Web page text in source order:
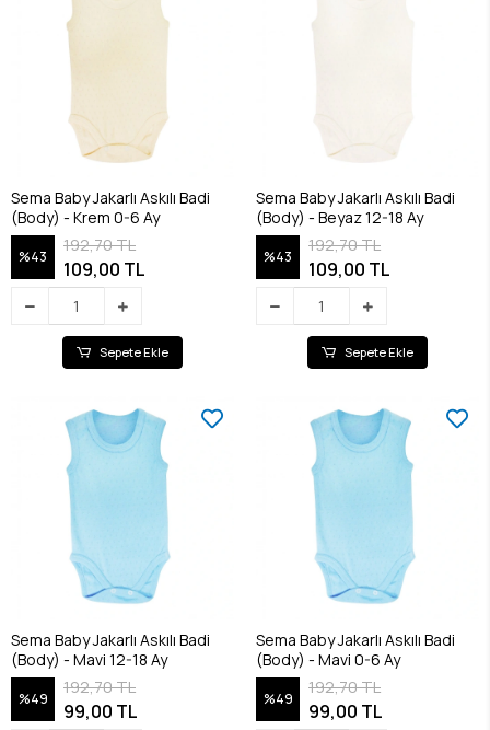
Sema Baby Jakarlı Askılı Badi
(Body) - Krem 0-6 Ay
%43
192,70 TL
109,00 TL
Sepete Ekle
Sema Baby Jakarlı Askılı Badi
(Body) - Beyaz 12-18 Ay
%43
192,70 TL
109,00 TL
Sepete Ekle
Sema Baby Jakarlı Askılı Badi
(Body) - Mavi 12-18 Ay
%49
192,70 TL
99,00 TL
Sema Baby Jakarlı Askılı Badi
(Body) - Mavi 0-6 Ay
%49
192,70 TL
99,00 TL